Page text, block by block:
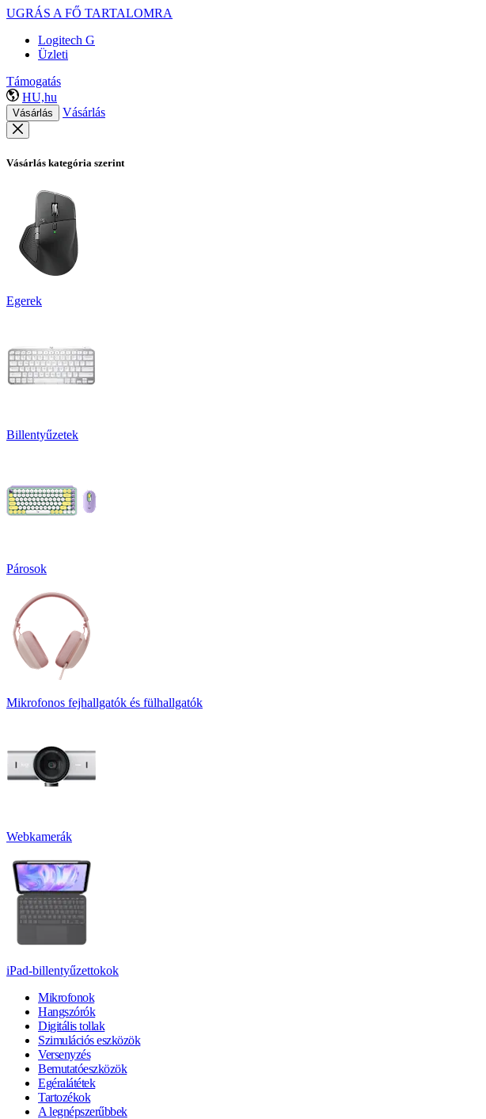
UGRÁS A FŐ TARTALOMRA
Logitech G
Üzleti
Támogatás
HU,hu
Vásárlás Vásárlás
Vásárlás kategória szerint
Egerek
Billentyűzetek
Párosok
Mikrofonos fejhallgatók és fülhallgatók
Webkamerák
iPad-billentyűzettokok
Mikrofonok
Hangszórók
Digitális tollak
Szimulációs eszközök
Versenyzés
Bemutatóeszközök
Egéralátétek
Tartozékok
A legnépszerűbbek